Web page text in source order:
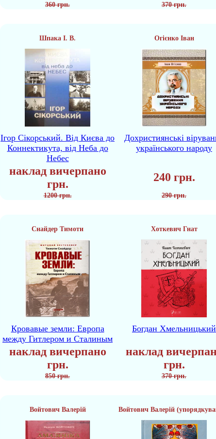
360 грн. 370 грн.
Шпака І. В. Огієнко Іван
Ігор Сікорський. Від Києва до
Коннектикута, від Неба до
Небес
Дохристиянські
українського народу
наклад вичерпано
грн.
240 грн.
1200 грн. 290 грн.
Снайдер Тимоти Хоткевич Гнат
Кровавые земли: Европа
между Гитлером и Сталиным
Богдан Хмельницький
наклад вичерпано
грн.
наклад
грн.
850 грн. 370 грн.
Войтович Валерій Войтович Валерій